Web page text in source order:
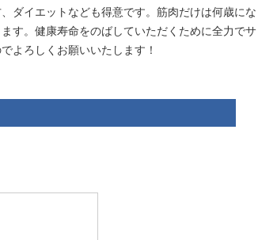
ダイエットなども得意です。筋肉だけは何歳にな
す。健康寿命をのばしていただくために全力でサ
よろしくお願いいたします！